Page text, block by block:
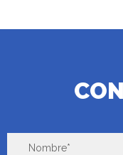
Nombre*